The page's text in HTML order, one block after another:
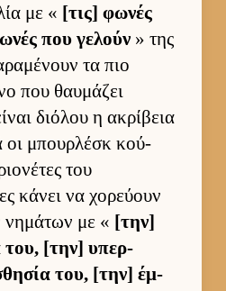
με « [τις] φωνές
που γελούν » της
τα πιο
που θαυ­μάζει
διόλου η ακρίβεια
οι μπουρ­λέσκ κού­
του
κάνει να χορεύ­ουν
με « [την]
του, [την] υπερ­
του, [την] έμ­